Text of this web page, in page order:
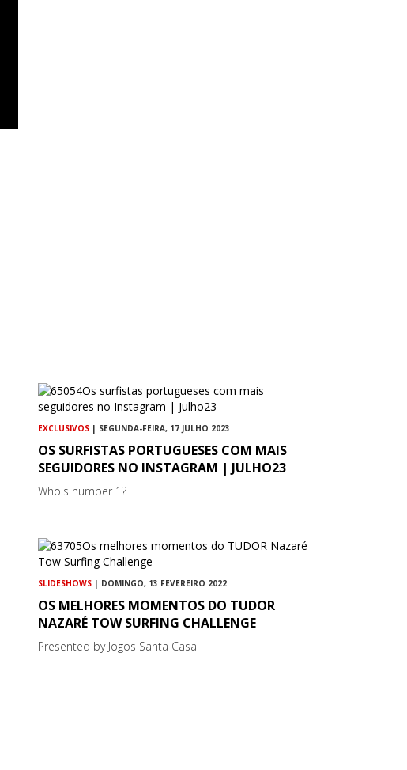
EXCLUSIVOS | SEGUNDA-FEIRA, 17 JULHO 2023
OS SURFISTAS PORTUGUESES COM MAIS
SEGUIDORES NO INSTAGRAM | JULHO23
Who's number 1?
SLIDESHOWS | DOMINGO, 13 FEVEREIRO 2022
OS MELHORES MOMENTOS DO TUDOR
NAZARÉ TOW SURFING CHALLENGE
Presented by Jogos Santa Casa